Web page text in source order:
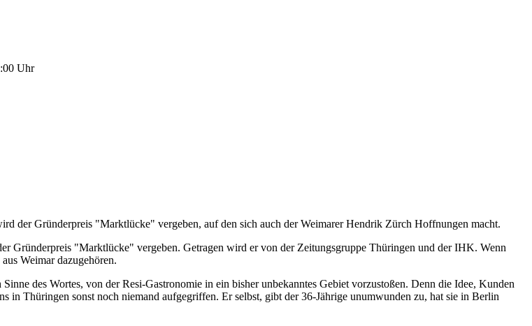
der Gründerpreis "Marktlücke" vergeben, auf den sich auch der Weimarer Hendrik Zürch Hoffnungen macht.
Gründerpreis "Marktlücke" vergeben. Getragen wird er von der Zeitungsgruppe Thüringen und der IHK. Wenn
Weimar dazugehören.
des Wortes, von der Resi-Gastronomie in ein bisher unbekanntes Gebiet vorzustoßen. Denn die Idee, Kunden
in Thüringen sonst noch niemand aufgegriffen. Er selbst, gibt der 36-Jährige unumwunden zu, hat sie in Berlin